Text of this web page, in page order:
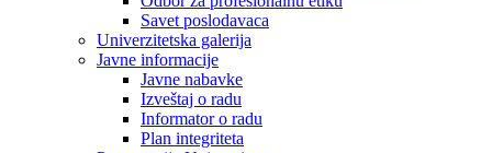
Savet poslodavaca
Univerzitetska galerija
Javne informacije
Javne nabavke
Izveštaj o radu
Informator o radu
Plan integriteta